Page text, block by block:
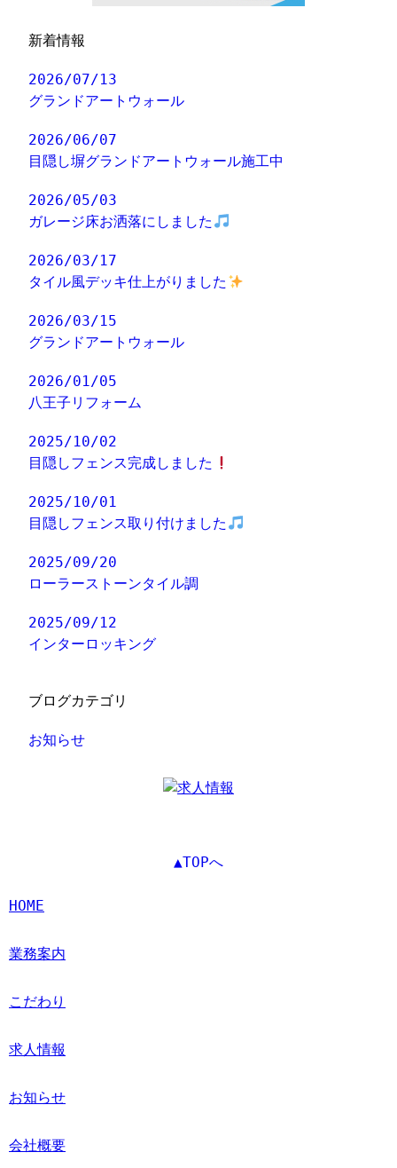
新着情報
2026/07/13
グランドアートウォール
2026/06/07
目隠し塀グランドアートウォール施工中
2026/05/03
ガレージ床お洒落にしました
2026/03/17
タイル風デッキ仕上がりました
2026/03/15
グランドアートウォール
2026/01/05
八王子リフォーム
2025/10/02
目隠しフェンス完成しました
2025/10/01
目隠しフェンス取り付けました
2025/09/20
ローラーストーンタイル調
2025/09/12
インターロッキング
ブログカテゴリ
お知らせ
▲TOPへ
HOME
業務案内
こだわり
求人情報
お知らせ
会社概要